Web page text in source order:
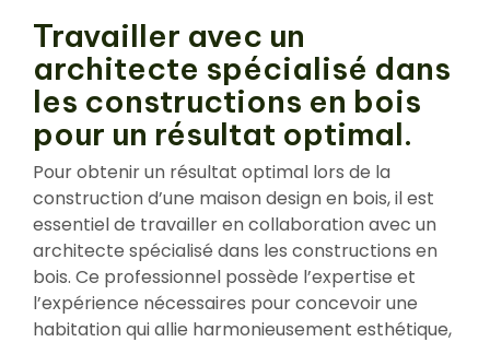
Travailler avec un
architecte spécialisé dans
les constructions en bois
pour un résultat optimal.
Pour obtenir un résultat optimal lors de la
construction d’une maison design en bois, il est
essentiel de travailler en collaboration avec un
architecte spécialisé dans les constructions en
bois. Ce professionnel possède l’expertise et
l’expérience nécessaires pour concevoir une
habitation qui allie harmonieusement esthétique,